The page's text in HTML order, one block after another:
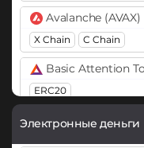
Avalanche (AVAX)
X Chain C Chain
Basic Attention
ERC20
Binance Coin
BEP20 BEP2
Электронные деньги